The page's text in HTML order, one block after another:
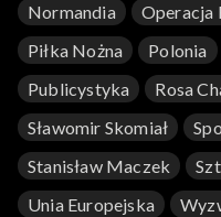
Normandia
Operacja
Piłka Nożna
Polonia
Publicystyka
Rosa
Sławomir Skomiał
Stanisław Maczek
Unia Europejska